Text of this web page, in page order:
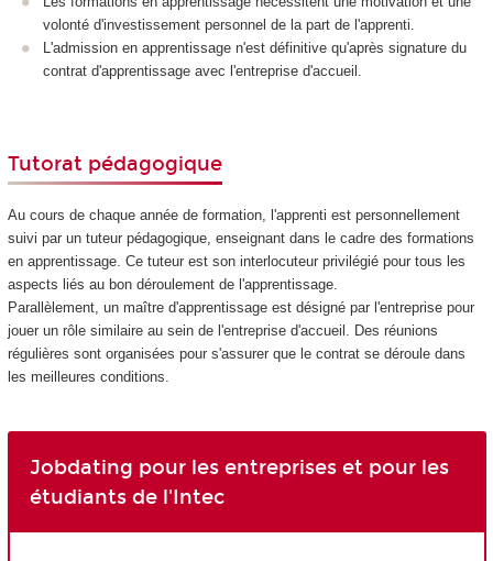
volonté d'investissement personnel de la part de l'apprenti.
L'admission en apprentissage n'est définitive qu'après signature du
contrat d'apprentissage avec l'entreprise d'accueil.
Tutorat pédagogique
Au cours de chaque année de formation, l'apprenti est personnellement
suivi par un tuteur pédagogique, enseignant dans le cadre des formations
en apprentissage. Ce tuteur est son interlocuteur privilégié pour tous les
aspects liés au bon déroulement de l'apprentissage.
Parallèlement, un maître d'apprentissage est désigné par l'entreprise pour
jouer un rôle similaire au sein de l'entreprise d'accueil. Des réunions
régulières sont organisées pour s'assurer que le contrat se déroule dans
les meilleures conditions.
Jobdating pour les entreprises et pour les
étudiants de l'Intec